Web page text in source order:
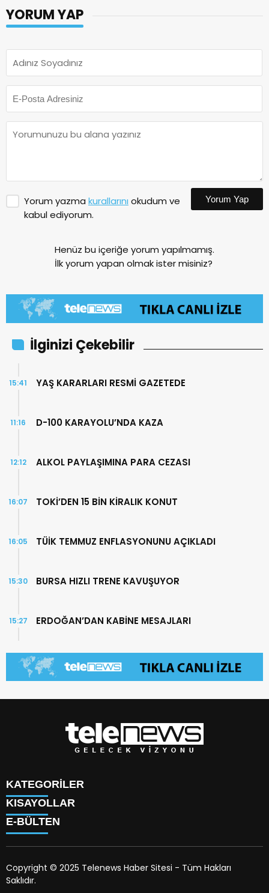
YORUM YAP
Yorum yazma kurallarını okudum ve
kabul ediyorum.
Yorum Yap
Henüz bu içeriğe yorum yapılmamış.
İlk yorum yapan olmak ister misiniz?
İlginizi Çekebilir
YAŞ KARARLARI RESMİ GAZETEDE
15:41
D-100 KARAYOLU’NDA KAZA
11:16
ALKOL PAYLAŞIMINA PARA CEZASI
12:12
TOKİ’DEN 15 BİN KİRALIK KONUT
16:07
TÜİK TEMMUZ ENFLASYONUNU AÇIKLADI
16:05
BURSA HIZLI TRENE KAVUŞUYOR
15:30
ERDOĞAN’DAN KABİNE MESAJLARI
15:27
KATEGORİLER
TÜRK DÜNYASI
SAVUNMA SANAYİİ
KÜLTÜR
SANAT
KISAYOLLAR
KÜNYE
HAKKIMIZDA
HAVA DURUMU
PİYASALAR
E-BÜLTEN
telenews.com.tr
Copyright © 2025 Telenews Haber Sitesi - Tüm Hakları
Saklıdır.